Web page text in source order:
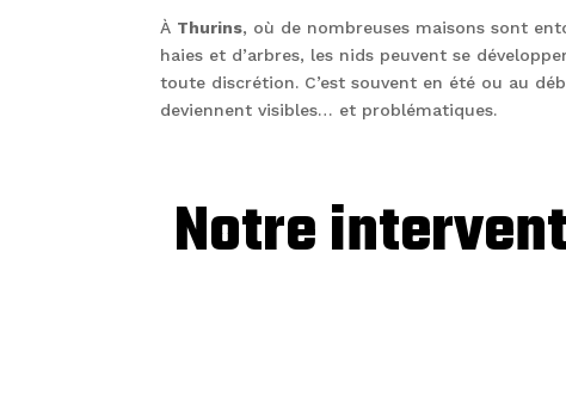
À Thurins, où de nombreuses maisons sont
haies et d’arbres, les nids peuvent se
toute discrétion. C’est souvent en été ou au
deviennent visibles… et problématiques.
Notre